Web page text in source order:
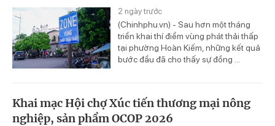
2 ngày trước
(Chinhphu.vn) - Sau hơn một tháng
triển khai thí điểm vùng phát thải thấp
tại phường Hoàn Kiếm, những kết quả
bước đầu đã cho thấy sự đồng ...
Khai mạc Hội chợ Xúc tiến thương mại nông
nghiệp, sản phẩm OCOP 2026